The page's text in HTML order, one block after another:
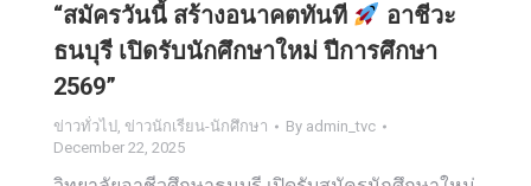
“สมัครวันนี้ สร้างอนาคตทันที
อาชีวะ
ธนบุรี เปิดรับนักศึกษาใหม่ ปีการศึกษา
2569”
ข่าวทั่วไป, ข่าวนักเรียน-นักศึกษา By admin_tvc
December 22, 2025